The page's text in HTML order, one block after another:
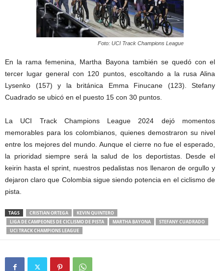
Foto: UCI Track Champions League
En la rama femenina, Martha Bayona también se quedó con el
tercer lugar general con 120 puntos, escoltando a la rusa Alina
Lysenko (157) y la británica Emma Finucane (123). Stefany
Cuadrado se ubicó en el puesto 15 con 30 puntos.
La UCI Track Champions League 2024 dejó momentos
memorables para los colombianos, quienes demostraron su nivel
entre los mejores del mundo. Aunque el cierre no fue el esperado,
la prioridad siempre será la salud de los deportistas. Desde el
keirin hasta el sprint, nuestros pedalistas nos llenaron de orgullo y
dejaron claro que Colombia sigue siendo potencia en el ciclismo de
pista.
TAGS CRISTIAN ORTEGA
KEVIN QUINTERO
LIGA DE CAMPEONES DE CICLISMO DE PISTA
MARTHA BAYONA
STEFANY CUADRADO
UCI TRACK CHAMPIONS LEAGUE